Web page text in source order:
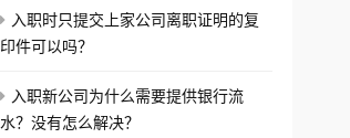
入职时只提交上家公司离职证明的复
印件可以吗？
入职新公司为什么需要提供银行流
水？没有怎么解决？